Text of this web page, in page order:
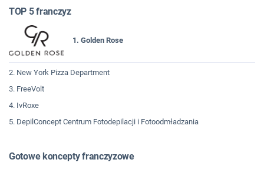
TOP 5 franczyz
1. Golden Rose
2. New York Pizza Department
3. FreeVolt
4. IvRoxe
5. DepilConcept Centrum Fotodepilacji i Fotoodmładzania
Gotowe koncepty franczyzowe